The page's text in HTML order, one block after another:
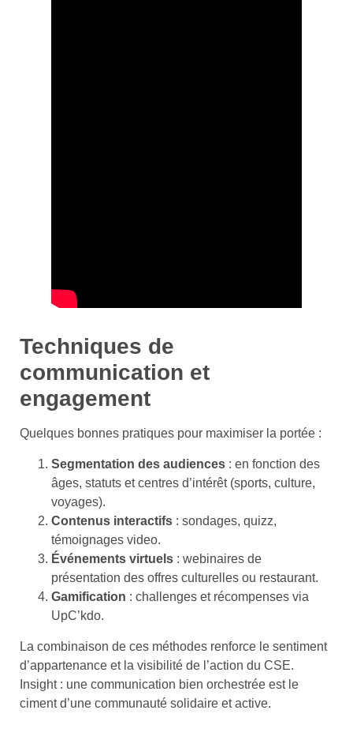
Techniques de
communication et
engagement
Quelques bonnes pratiques pour maximiser la portée :
Segmentation des audiences : en fonction des
âges, statuts et centres d’intérêt (sports, culture,
voyages).
Contenus interactifs : sondages, quizz,
témoignages video.
Événements virtuels : webinaires de
présentation des offres culturelles ou restaurant.
Gamification : challenges et récompenses via
UpC’kdo.
La combinaison de ces méthodes renforce le sentiment
d’appartenance et la visibilité de l’action du CSE.
Insight : une communication bien orchestrée est le
ciment d’une communauté solidaire et active.